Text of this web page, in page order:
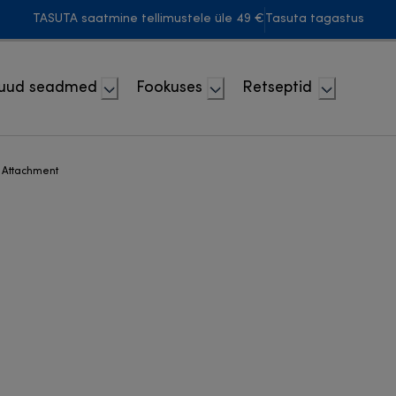
TASUTA saatmine tellimustele üle 49 € Tasuta tagastus
seadmed Fookuses Retseptid